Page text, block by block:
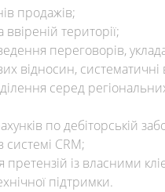
продажів;
території;
переговорів,
відносин, систематичні
серед
по дебіторській
CRM;
претензій із власними
підтримки.